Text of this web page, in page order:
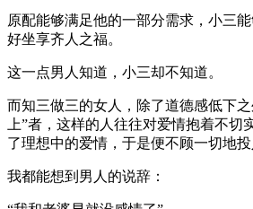
原配能够满足他的一部分需求，小三
好坐享齐人之福。
这一点男人知道，小三却不知道。
而知三做三的女人，除了道德感低下
上”者，这样的人往往对爱情抱着不切
了理想中的爱情，于是便不顾一切地投
我都能想到男人的说辞：